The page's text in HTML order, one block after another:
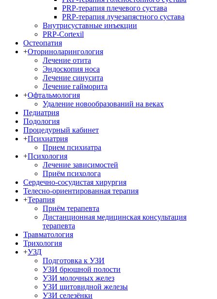
PRP-терапия плечевого сустава
PRP-терапия лучезапястного сустава
Внутрисуставные инъекции
PRP-Cortexil
Остеопатия
+Оториноларингология
Лечение отита
Эндоскопия носа
Лечение синусита
Лечение гайморита
+Офтальмология
Удаление новообразований на веках
Педиатрия
Подология
Процедурный кабинет
+Психиатрия
Прием психиатра
+Психология
Лечение зависимостей
Приём психолога
Сердечно-сосудистая хирургия
Телесно-ориентированная терапия
+Терапия
Приём терапевта
Дистанционная медицинская консультация
терапевта
Травматология
Трихология
+УЗД
Подготовка к УЗИ
УЗИ брюшной полости
УЗИ молочных желез
УЗИ щитовидной железы
УЗИ селезёнки